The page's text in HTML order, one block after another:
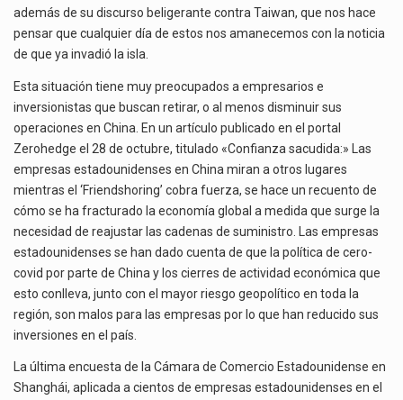
además de su discurso beligerante contra Taiwan, que nos hace
pensar que cualquier día de estos nos amanecemos con la noticia
de que ya invadió la isla.
Esta situación tiene muy preocupados a empresarios e
inversionistas que buscan retirar, o al menos disminuir sus
operaciones en China. En un artículo publicado en el portal
Zerohedge el 28 de octubre, titulado «Confianza sacudida:» Las
empresas estadounidenses en China miran a otros lugares
mientras el ‘Friendshoring’ cobra fuerza, se hace un recuento de
cómo se ha fracturado la economía global a medida que surge la
necesidad de reajustar las cadenas de suministro. Las empresas
estadounidenses se han dado cuenta de que la política de cero-
covid por parte de China y los cierres de actividad económica que
esto conlleva, junto con el mayor riesgo geopolítico en toda la
región, son malos para las empresas por lo que han reducido sus
inversiones en el país.
La última encuesta de la Cámara de Comercio Estadounidense en
Shanghái, aplicada a cientos de empresas estadounidenses en el